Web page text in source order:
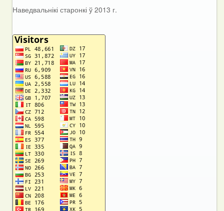
Наведвальнікі старонкі ў 2013 г.